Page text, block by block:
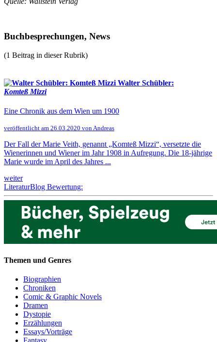
Buchbesprechungen, News
(1 Beitrag in dieser Rubrik)
Walter Schübler:
Komteß Mizzi
Eine Chronik aus dem Wien um 1900
veröffentlicht am 26.03.2020 von Andreas
Der Fall der Marie Veith, genannt „Komteß Mizzi“, versetzte die
Wienerinnen und Wiener im Jahr 1908 in Aufregung. Die 18-jährige
Marie wurde im April des Jahres ...
weiter
LiteraturBlog Bewertung:
Themen und Genres
Biographien
Chroniken
Comic & Graphic Novels
Dramen
Dystopie
Erzählungen
Essays/Vorträge